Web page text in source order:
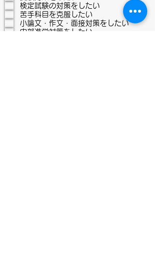
検定試験の対策をしたい
苦手科目を克服したい
小論文・作文・面接対策をしたい
内部進学対策をしたい